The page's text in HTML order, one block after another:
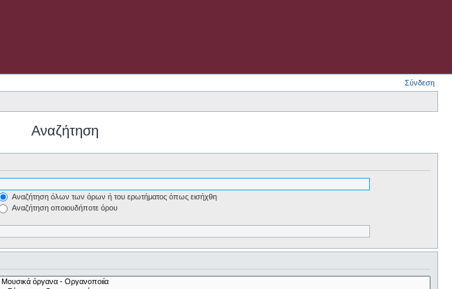
Σύνδεση
Αναζήτηση
Αναζήτηση όλων των όρων ή του ερωτήματος όπως εισήχθη
Αναζήτηση οποιουδήποτε όρου